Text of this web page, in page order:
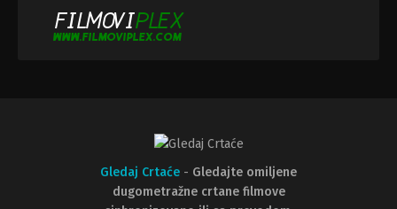
Gledaj Crtaće - Gledajte omiljene
dugometražne crtane filmove